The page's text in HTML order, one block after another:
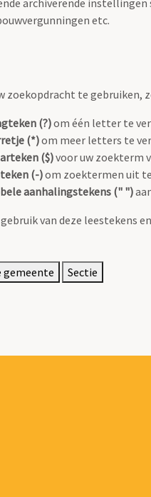
archiverende
etc.
zoekopdracht te gebruiken,
(?)om één letter te
(*)om meer letters te
($)voor uw zoekterm
(-)om zoektermen uit
aanhalingstekens (" ")
van deze leestekens
gemeente
Sectie